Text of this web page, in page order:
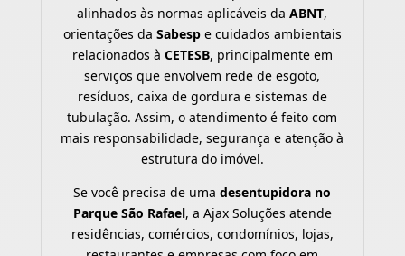
alinhados às normas aplicáveis daABNT,
orientações da Sabespe cuidados ambientais
relacionados à CETESB, principalmente em
serviços que envolvem rede de esgoto,
resíduos, caixa de gordura e sistemas de
tubulação. Assim, o atendimento é feito com
mais responsabilidade, segurança e atenção à
estrutura do imóvel.
Se você precisa de umadesentupidora no
Parque São Rafael, a Ajax Soluções atende
residências, comércios, condomínios, lojas,